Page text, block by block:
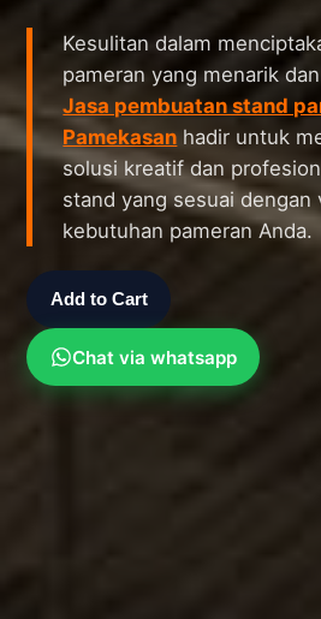
Kesulitan dalam
pameran yang menarik
Jasa pembuatan stand
Pamekasan hadir untuk
solusi kreatif dan
stand yang sesuai dengan
kebutuhan pameran Anda.
Add to Cart
Chat via whatsapp